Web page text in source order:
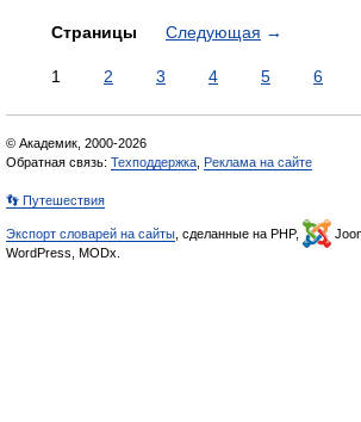
Страницы Следующая →
1 2 3 4 5 6
© Академик, 2000-2026
Обратная связь: Техподдержка Реклама на сайте
👣 Путешествия
Экспорт словарей на сайты , сделанные на PHP,
WordPress, MODx.